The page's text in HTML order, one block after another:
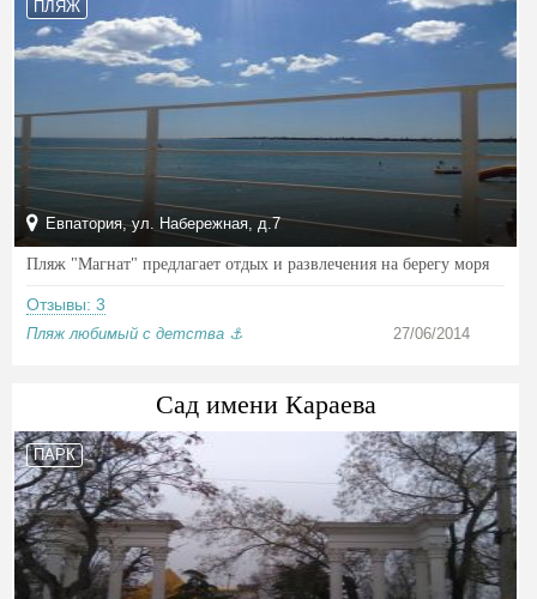
ПЛЯЖ
Евпатория, ул. Набережная, д.7
Пляж "Магнат" предлагает отдых и развлечения на берегу моря
Отзывы: 3
Пляж любимый с детства ⚓️ 27/06/2014
Сад имени Караева
ПАРК